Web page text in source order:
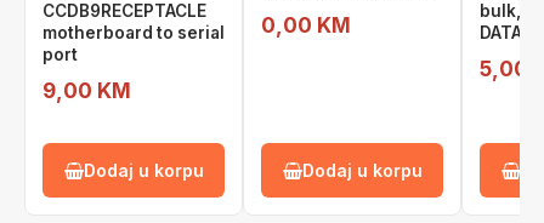
CCDB9RECEPTACLE
motherboard to serial
port
9,00 KM
Dodaj u korpu
0,00 KM
Dodaj u korpu
bulk,
DATA,
5,00